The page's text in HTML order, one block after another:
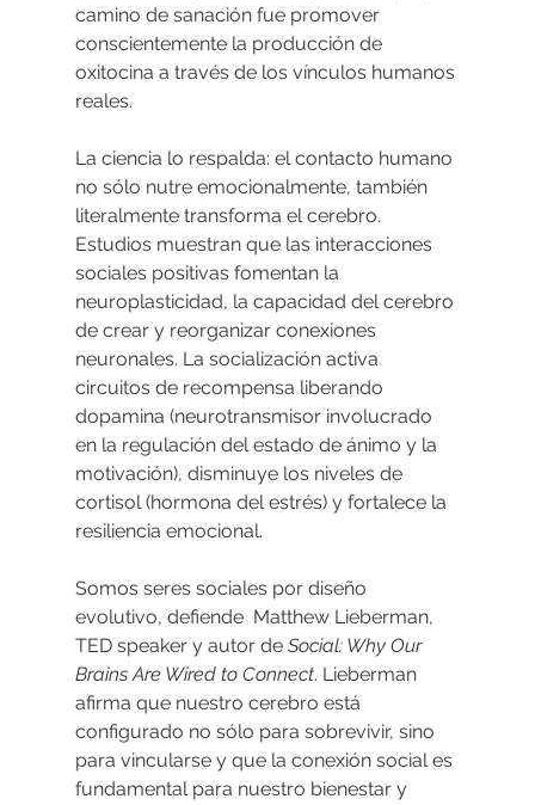
camino de sanación fue promover
conscientemente la producción de
oxitocina a través de los vínculos humanos
reales.
La ciencia lo respalda: el contacto humano
no sólo nutre emocionalmente, también
literalmente transforma el cerebro.
Estudios muestran que las interacciones
sociales positivas fomentan la
neuroplasticidad, la capacidad del cerebro
de crear y reorganizar conexiones
neuronales. La socialización activa
circuitos de recompensa liberando
dopamina (neurotransmisor involucrado
en la regulación del estado de ánimo y la
motivación), disminuye los niveles de
cortisol (hormona del estrés) y fortalece la
resiliencia emocional.
Somos seres sociales por diseño
evolutivo, defiende  Matthew Lieberman,
TED speaker y autor de Social: Why Our
Brains Are Wired to Connect. Lieberman
afirma que nuestro cerebro está
configurado no sólo para sobrevivir, sino
para vincularse y que la conexión social es
fundamental para nuestro bienestar y